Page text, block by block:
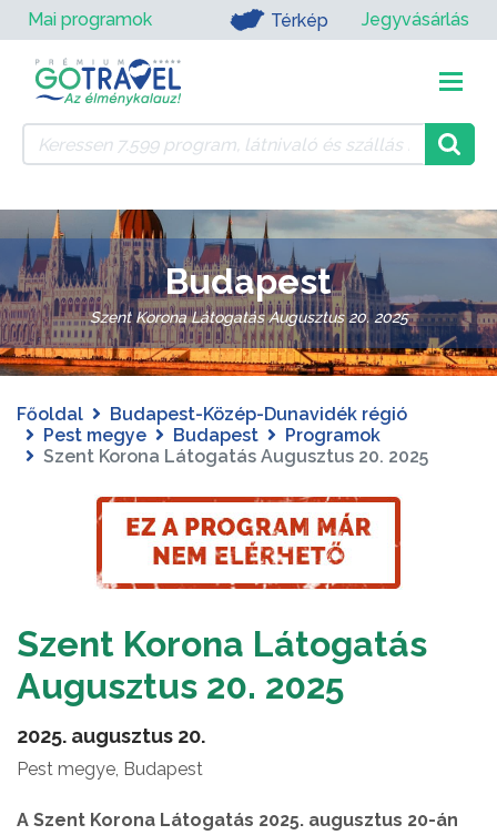
Mai programok Térkép Jegyvásárlás
Budapest
Szent Korona Látogatás Augusztus 20. 2025
Főoldal
Budapest-Közép-Dunavidék régió
Pest megye
Budapest
Programok
Szent Korona Látogatás Augusztus 20. 2025
Szent Korona Látogatás
Augusztus 20. 2025
2025. augusztus 20.
Pest megye, Budapest
A Szent Korona Látogatás 2025. augusztus 20-án